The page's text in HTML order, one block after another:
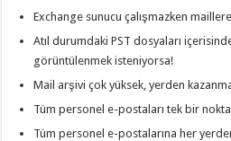
Exchange sunucu çalışmazken
Atıl durumdaki PST dosyaları
görüntülenmek isteniyorsa!
Mail arşivi çok yüksek, yerden
Tüm personel e-postaları tek bir
Tüm personel e-postalarına her